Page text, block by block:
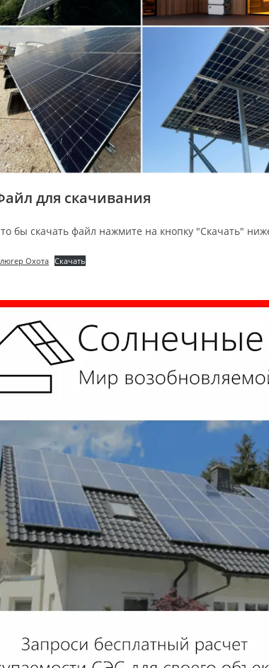
для скачивания
бы скачать файл нажмите на кнопку "Скачать"
Охота Скачать